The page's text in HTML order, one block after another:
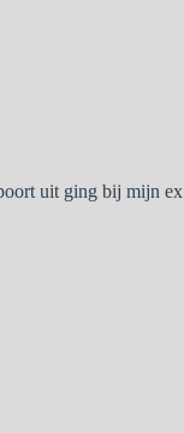
uit ging bij mijn ex